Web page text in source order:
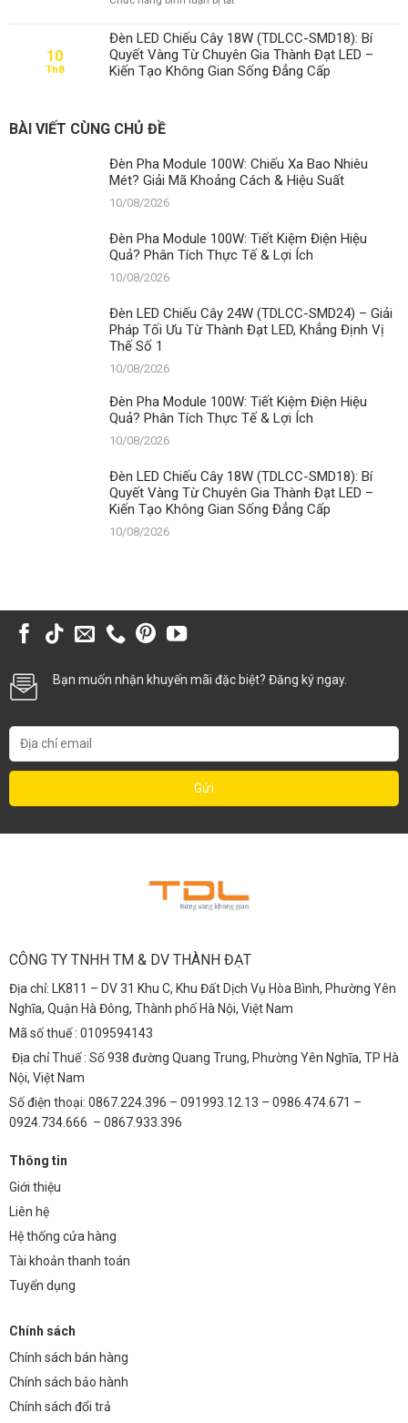
Hiệu
Phân
Thực
Tế
&
Pha
Module
100W:
Tiết
Tích
Thực
Lợi
Ích
10
Th8
Đèn LED Chiếu Cây 18W (TDLCC-SMD18): Bí
Quyết Vàng Từ Chuyên Gia Thành Đạt LED –
Kiến Tạo Không Gian Sống Đẳng Cấp
BÀI VIẾT CÙNG CHỦ ĐỀ
Đèn Pha Module 100W: Chiếu Xa Bao Nhiêu
Mét? Giải Mã Khoảng Cách & Hiệu Suất
10/08/2026
Đèn Pha Module 100W: Tiết Kiệm Điện Hiệu
Quả? Phân Tích Thực Tế & Lợi Ích
10/08/2026
Đèn LED Chiếu Cây 24W (TDLCC-SMD24) – Giải
Pháp Tối Ưu Từ Thành Đạt LED, Khẳng Định Vị
Thế Số 1
10/08/2026
Đèn Pha Module 100W: Tiết Kiệm Điện Hiệu
Quả? Phân Tích Thực Tế & Lợi Ích
10/08/2026
Đèn LED Chiếu Cây 18W (TDLCC-SMD18): Bí
Quyết Vàng Từ Chuyên Gia Thành Đạt LED –
Kiến Tạo Không Gian Sống Đẳng Cấp
10/08/2026
Bạn muốn nhận khuyến mãi đặc biệt? Đăng ký ngay.
CÔNG TY TNHH TM & DV THÀNH ĐẠT
Địa chỉ: LK811 – DV 31 Khu C, Khu Đất Dịch Vụ Hòa Bình, Phường Yên
Nghĩa, Quận Hà Đông, Thành phố Hà Nội, Việt Nam
Mã số thuế : 0109594143
Địa chỉ Thuế : Số 938 đường Quang Trung, Phường Yên Nghĩa, TP Hà
Nội, Việt Nam
Số điện thoại: 0867.224.396 – 091993.12.13 – 0986.474.671 –
0924.734.666 – 0867.933.396
Thông tin
Giới thiệu
Liên hệ
Hệ thống cửa hàng
Tài khoản thanh toán
Tuyển dụng
Chính sách
Chính sách bán hàng
Chính sách bảo hành
Chính sách đổi trả